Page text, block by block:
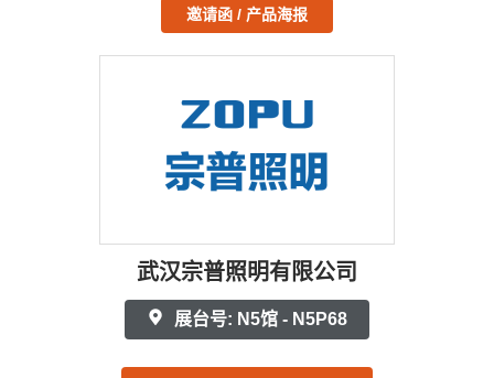
邀请函 / 产品海报
武汉宗普照明有限公司
展台号: N5馆 - N5P68